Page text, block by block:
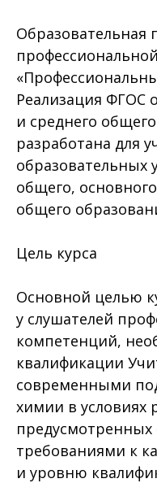
Образовательная
Реализация ФГОС
и среднего
разработана для
образовательных
общего,
общего
Цель курса
Основной целью
у слушателей
компетенций,
квалификации
современными
химии в условиях
требованиями к
и уровню